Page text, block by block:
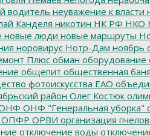
водитель неуважение к власти
Канделя никотин НК РФ НКО
новые люди новые маршруты
норовирус Нотр-Дам ноябрь
Плюсобман оборудование
общепит общественная баня
фотоискусства ЕАО
район Олег Костюк
ОНФ "Генеральная уборка"
ОПФР ОРВИ организация
отключение воды